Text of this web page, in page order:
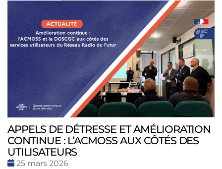
APPELS DE DÉTRESSE ET AMÉLIORATION
CONTINUE : L’ACMOSS AUX CÔTÉS DES
UTILISATEURS
Date
25 mars 2026